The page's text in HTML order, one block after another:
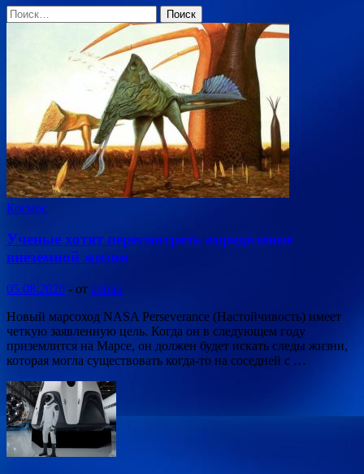
Найти:
Космос
Ученые хотят пересмотреть определение
внеземной жизни
05.08.2020 - от admin
Новый марсоход NASA Perseverance (Настойчивость) имеет
четкую заявленную цель. Когда он в следующем году
приземлится на Марсе, он должен будет искать следы жизни,
которая могла существовать когда-то на соседней с …